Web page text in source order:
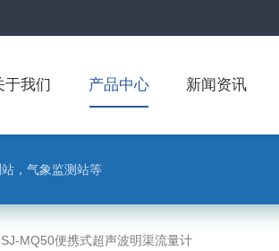
于我们 产品中心 新闻资讯
，气象监测站等
SJ-MQ50便携式超声波明渠流量计